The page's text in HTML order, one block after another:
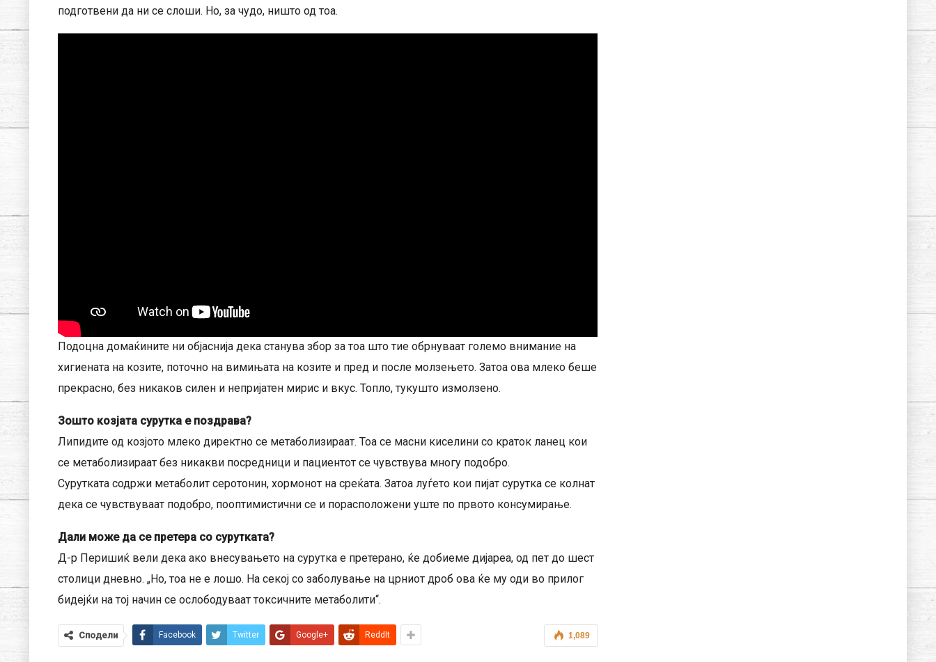
подготвени да ни се слоши. Но, за чудо, ништо од тоа.
Подоцна домаќините ни објаснија дека станува збор за тоа што тие обрнуваат големо внимание на
хигиената на козите, поточно на вимињата на козите и пред и после молзењето. Затоа ова млеко беше
прекрасно, без никаков силен и непријатен мирис и вкус. Топло, тукушто измолзено.
Зошто козјата сурутка е поздрава?
Липидите од козјото млеко директно се метаболизираат. Тоа се масни киселини со краток ланец кои
се метаболизираат без никакви посредници и пациентот се чувствува многу подобро.
Сурутката содржи метаболит серотонин, хормонот на среќата. Затоа луѓето кои пијат сурутка се колнат
дека се чувствуваат подобро, пооптимистични се и порасположени уште по првото консумирање.
Дали може да се претера со сурутката?
Д-р Перишиќ вели дека ако внесувањето на сурутка е претерано, ќе добиеме дијареа, од пет до шест
столици дневно. „Но, тоа не е лошо. На секој со заболување на црниот дроб ова ќе му оди во прилог
бидејќи на тој начин се ослободуваат токсичните метаболити“.
1,089
Сподели Facebook Twitter Google+ ReddIt